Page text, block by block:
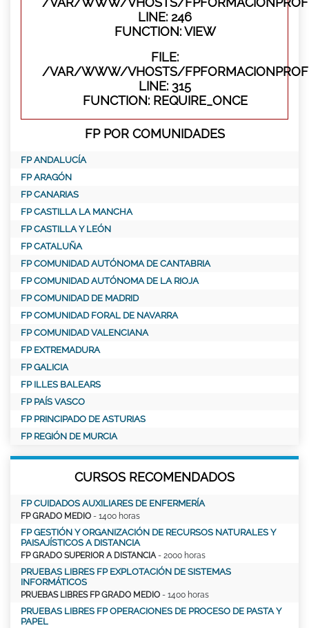
LINE: 246
FUNCTION: VIEW
FILE:
/VAR/WWW/VHOSTS/
LINE: 315
FUNCTION: REQUIRE_ONCE
FP POR COMUNIDADES
FP ANDALUCÍA
FP ARAGÓN
FP CANARIAS
FP CASTILLA LA MANCHA
FP CASTILLA Y LEÓN
FP CATALUÑA
FP COMUNIDAD AUTÓNOMA DE CANTABRIA
FP COMUNIDAD AUTÓNOMA DE LA RIOJA
FP COMUNIDAD DE MADRID
FP COMUNIDAD FORAL DE NAVARRA
FP COMUNIDAD VALENCIANA
FP EXTREMADURA
FP GALICIA
FP ILLES BALEARS
FP PAÍS VASCO
FP PRINCIPADO DE ASTURIAS
FP REGIÓN DE MURCIA
CURSOS RECOMENDADOS
FP CUIDADOS AUXILIARES DE ENFERMERÍA
FP GRADO MEDIO - 1400 horas
FP GESTIÓN Y ORGANIZACIÓN DE RECURSOS NATURALES Y
PAISAJÍSTICOS A DISTANCIA
FP GRADO SUPERIOR A DISTANCIA- 2000 horas
PRUEBAS LIBRES FP EXPLOTACIÓN DE SISTEMAS
INFORMÁTICOS
PRUEBAS LIBRES FP GRADO MEDIO - 1400 horas
PRUEBAS LIBRES FP OPERACIONES DE PROCESO DE PASTA Y
PAPEL